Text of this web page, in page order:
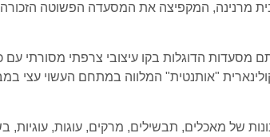
מרנינה, המקפיצה את המסעדה הפשוטה
מסעדות הדוגלות בקו עיצובי צרפתי מסורתי עם
"אותנטית" המלווה במתחם העשוי עצי
של מאכלים, תבשילים, מרקים, עוגות, עוגיות,